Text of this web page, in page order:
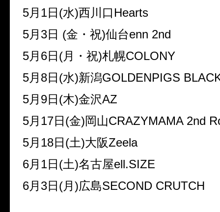
5月1日(水)西川口Hearts
5月3日 (金・祝)仙台enn 2nd
5月6日(月・祝)札幌COLONY
5月8日(水)新潟GOLDENPIGS
5月9日(木)金沢AZ
5月17日(金)岡山CRAZYMAMA 2nd
5月18日(土)大阪Zeela
6月1日(土)名古屋ell.SIZE
6月3日(月)広島SECOND CRUTCH